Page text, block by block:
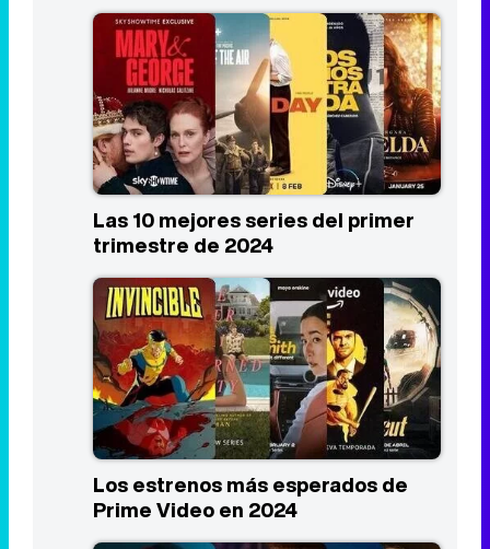
Las 10 mejores series del primer
trimestre de 2024
Los estrenos más esperados de
Prime Video en 2024